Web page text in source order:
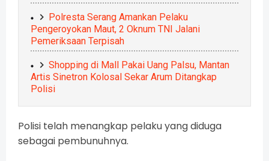
Polresta Serang Amankan Pelaku
Pengeroyokan Maut, 2 Oknum TNI Jalani
Pemeriksaan Terpisah
Shopping di Mall Pakai Uang Palsu, Mantan
Artis Sinetron Kolosal Sekar Arum Ditangkap
Polisi
Polisi telah menangkap pelaku yang diduga
sebagai pembunuhnya.